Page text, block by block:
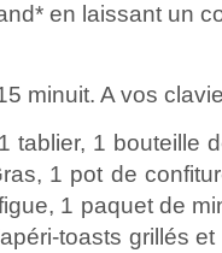
en laissant un
minuit. A vos
tablier, 1 bouteille
1 pot de
1 paquet de
toasts grillés et